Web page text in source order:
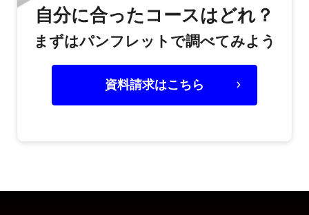
自分に合ったコースはどれ？
まずはパンフレットで調べてみよう
資料請求はこちら